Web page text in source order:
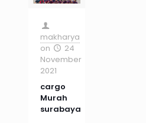
makharya
on
24
November
2021
cargo
Murah
surabaya